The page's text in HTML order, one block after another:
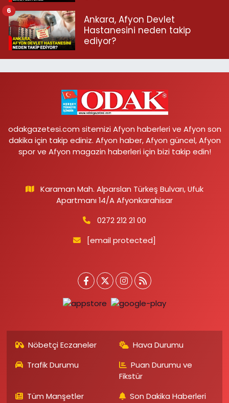
Ankara, Afyon Devlet
Hastanesini neden takip
ediyor?
6
odakgazetesi.com sitemizi Afyon haberleri ve Afyon son
dakika için takip ediniz. Afyon haber, Afyon güncel, Afyon
spor ve Afyon magazin haberleri için bizi takip edin!
Karaman Mah. Alparslan Türkeş Bulvarı, Ufuk
Apartmanı 14/A Afyonkarahisar
0272 212 21 00
[email protected]
Nöbetçi Eczaneler
Hava Durumu
Trafik Durumu
Puan Durumu ve
Fikstür
Tüm Manşetler
Son Dakika Haberleri